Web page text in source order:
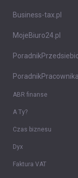
Business-tax.pl
MojeBiuro24.pl
ABR finanse
A Ty?
Czas biznesu
Dyx
Faktura VAT